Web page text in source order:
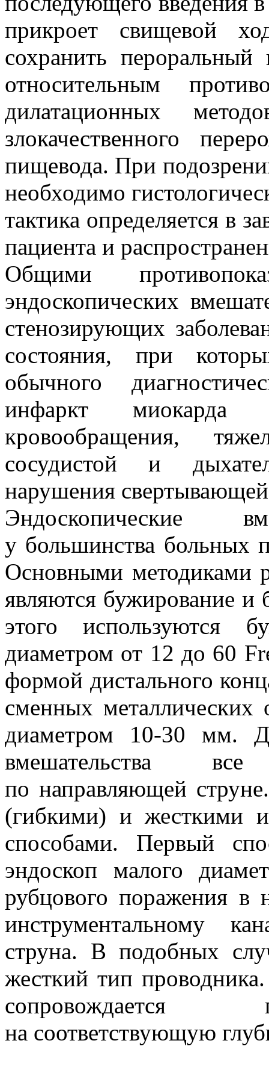
прикроет свищевой
сохранить
относительным
дилатационных
злокачественного
пищевода. При
необходимо
тактика определяется в
пациента и
Общими
эндоскопических
стенозирующих
состояния, при
обычного
инфаркт миокарда
кровообращения,
сосудистой и
нарушения
Эндоскопические
у большинства больных
Основными методиками
являются бужирование и
этого используются
диаметром от 12 до 60
формой дистального
сменных металлических
диаметром 10-30 мм.
вмешательства
по направляющей
(гибкими) и жесткими
способами. Первый
эндоскоп малого
рубцового поражения
инструментальному
струна. В подобных
жесткий тип
сопровождается
на соответствующую